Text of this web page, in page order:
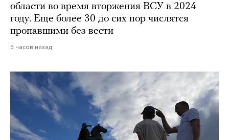
области во время вторжения ВСУ в 2024
году. Еще более 30 до сих пор числятся
пропавшими без вести
5 часов назад